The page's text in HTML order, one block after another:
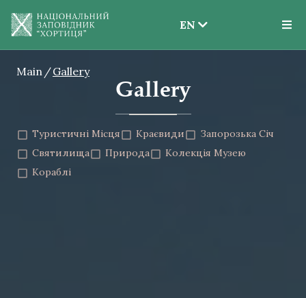
EN
EN
Main Gallery
Gallery
Туристичні Місця Краєвиди
Запорозька Січ
Святилища
Природа
Колекція Музею
Кораблі